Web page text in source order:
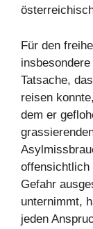
Für den
insbesondere
Tatsache,
reisen
dem er
offensichtlich
Gefahr
unternimmt,
jeden